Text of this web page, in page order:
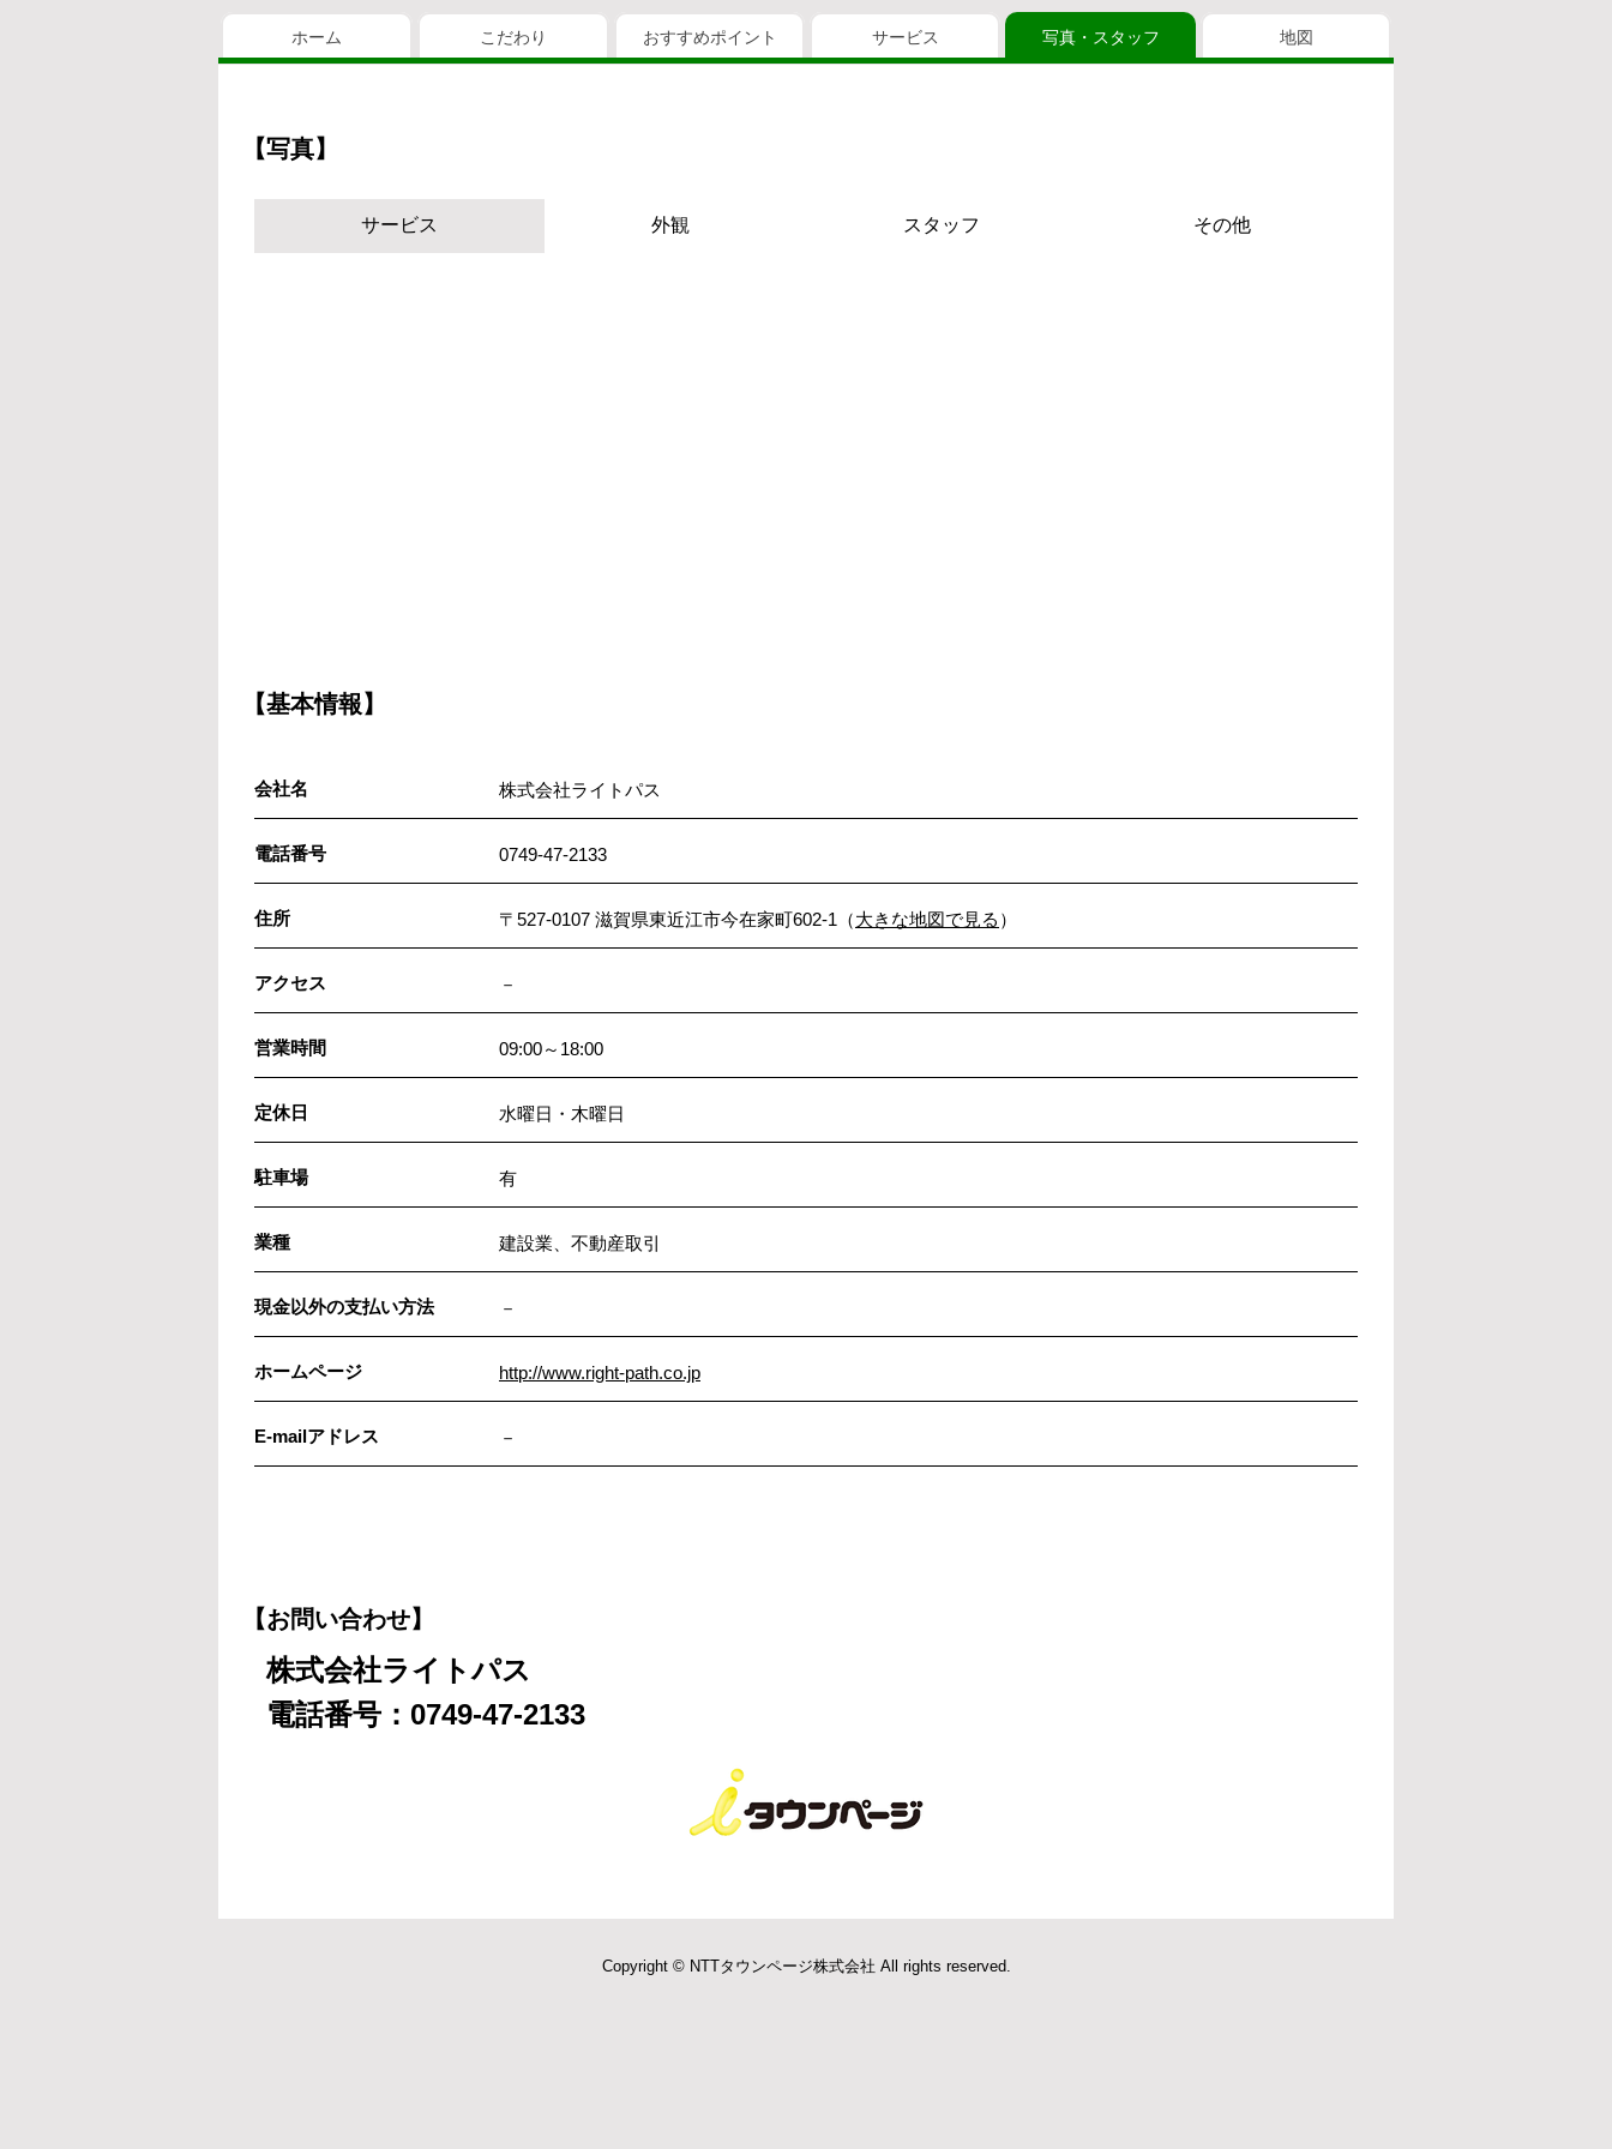
ホーム こだわり おすすめポイント サービス 写真・スタッフ 地図
【写真】
サービス 外観 スタッフ その他
【基本情報】
会社名 株式会社ライトパス
電話番号 0749-47-2133
住所 〒527-0107 滋賀県東近江市今在家町602-1（大きな地図で見る ）
アクセス －
営業時間 09:00～18:00
定休日 水曜日・木曜日
駐車場 有
業種 建設業、不動産取引
現金以外の支払い方法 －
ホームページ http://www.right-path.co.jp
E-mailアドレス －
【お問い合わせ】
株式会社ライトパス
電話番号：0749-47-2133
Copyright © NTTタウンページ株式会社 All rights reserved.